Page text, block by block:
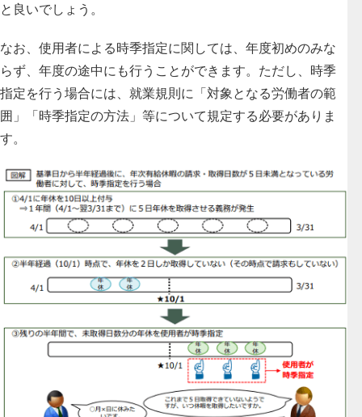
と良いでしょう。
なお、使用者による時季指定に関しては、年度初めのみな
らず、年度の途中にも行うことができます。ただし、時季
指定を行う場合には、就業規則に「対象となる労働者の範
囲」「時季指定の方法」等について規定する必要がありま
す。